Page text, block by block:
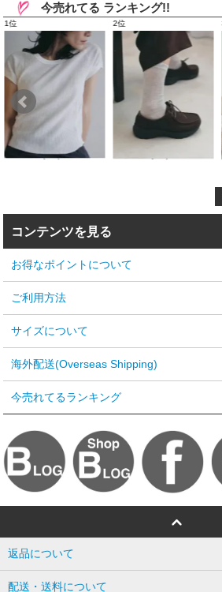
今売れてる ランキング!!
コンテンツを見る
お得なポイントについて
ご利用方法
サイズについて
海外配送(Overseas Shipping)
今売れてるランキング
返品について
配送・送料について